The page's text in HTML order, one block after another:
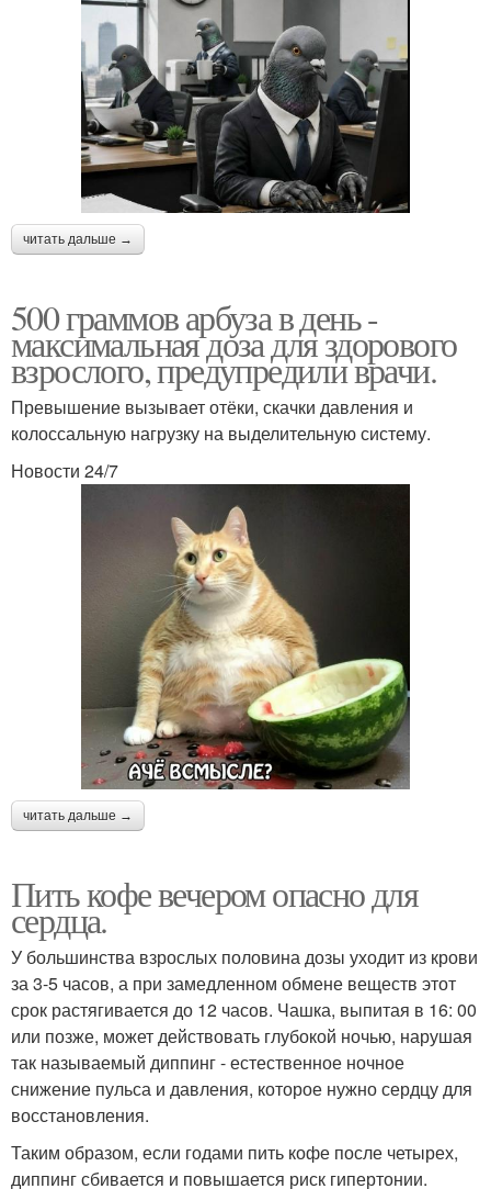
читать дальше →
500 граммов арбуза в день -
максимальная доза для здорового
взрослого, предупредили врачи.
Превышение вызывает отёки, скачки давления и
колоссальную нагрузку на выделительную систему.
Новости 24/7
читать дальше →
Пить кофе вечером опасно для
сердца.
У большинства взрослых половина дозы уходит из крови
за 3-5 часов, а при замедленном обмене веществ этот
срок растягивается до 12 часов. Чашка, выпитая в 16: 00
или позже, может действовать глубокой ночью, нарушая
так называемый диппинг - естественное ночное
снижение пульса и давления, которое нужно сердцу для
восстановления.
Таким образом, если годами пить кофе после четырех,
диппинг сбивается и повышается риск гипертонии.